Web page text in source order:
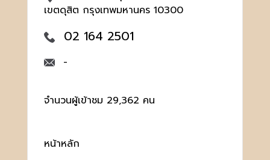
เขตดุสิต กรุงเทพมหานคร 10300
02 164 2501
-
จำนวนผู้เข้าชม 29,362 คน
หน้าหลัก